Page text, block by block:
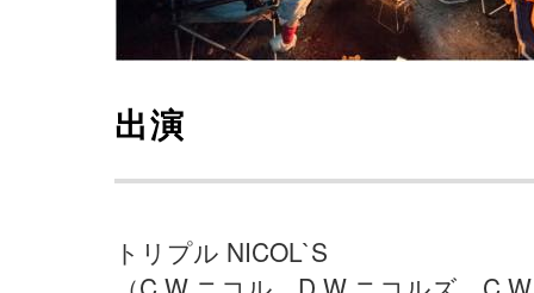
出演
トリプル NICOL`S